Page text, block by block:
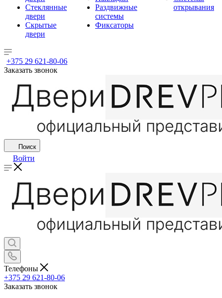
Стеклянные
двери
Скрытые
двери
Раздвижные
системы
Фиксаторы
открывания
+375 29 621-80-06
Заказать звонок
Поиск
Войти
Телефоны
+375 29 621-80-06
Заказать звонок